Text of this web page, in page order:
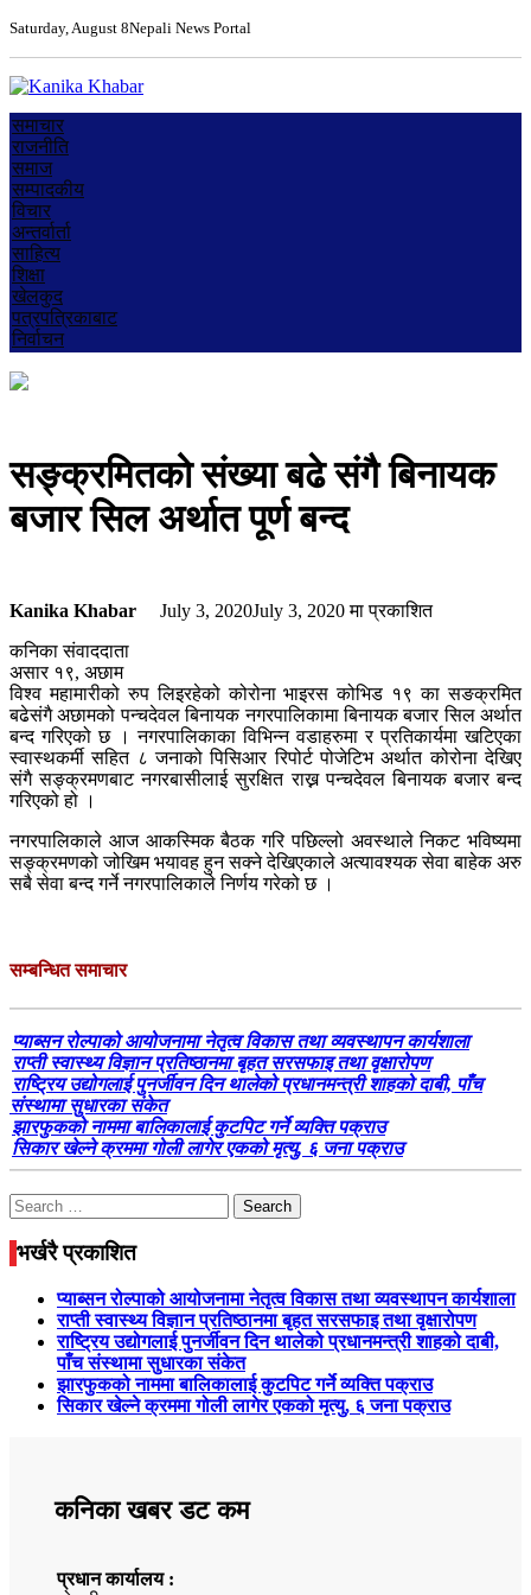
Saturday, August 8Nepali News Portal
समाचार
राजनीति
समाज
सम्पादकीय
विचार
अन्तर्वार्ता
साहित्य
शिक्षा
खेलकुद
पत्रपत्रिकाबाट
निर्वाचन
सङ्क्रमितको संख्या बढे संगै बिनायक
बजार सिल अर्थात पूर्ण बन्द
Kanika Khabar July 3, 2020July 3, 2020मा प्रकाशित
कनिका संवाददाता
असार १९, अछाम
विश्व महामारीको रुप लिइरहेको कोरोना भाइरस कोभिड १९ का सङक्रमित
बढेसंगै अछामको पन्चदेवल बिनायक नगरपालिकामा बिनायक बजार सिल अर्थात
बन्द गरिएको छ । नगरपालिकाका विभिन्न वडाहरुमा र प्रतिकार्यमा खटिएका
स्वास्थकर्मी सहित ८ जनाको पिसिआर रिपोर्ट पोजेटिभ अर्थात कोरोना देखिए
संगै सङ्क्रमणबाट नगरबासीलाई सुरक्षित राख्न पन्चदेवल बिनायक बजार बन्द
गरिएको हो ।
नगरपालिकाले आज आकस्मिक बैठक गरि पछिल्लो अवस्थाले निकट भविष्यमा
सङ्क्रमणको जोखिम भयावह हुन सक्ने देखिएकाले अत्यावश्यक सेवा बाहेक अरु
सबै सेवा बन्द गर्ने नगरपालिकाले निर्णय गरेको छ ।
सम्बन्धित समाचार
प्याब्सन रोल्पाको आयोजनामा नेतृत्व विकास तथा व्यवस्थापन कार्यशाला
राप्ती स्वास्थ्य विज्ञान प्रतिष्ठानमा बृहत सरसफाइ तथा वृक्षारोपण
राष्ट्रिय उद्योगलाई पुनर्जीवन दिन थालेको प्रधानमन्त्री शाहको दाबी, पाँच
संस्थामा सुधारका संकेत
झारफुकको नाममा बालिकालाई कुटपिट गर्ने व्यक्ति पक्राउ
सिकार खेल्ने क्रममा गोली लागेर एकको मृत्यु, ६ जना पक्राउ
Search
for:
भर्खरै प्रकाशित
प्याब्सन रोल्पाको आयोजनामा नेतृत्व विकास तथा व्यवस्थापन कार्यशाला
राप्ती स्वास्थ्य विज्ञान प्रतिष्ठानमा बृहत सरसफाइ तथा वृक्षारोपण
राष्ट्रिय उद्योगलाई पुनर्जीवन दिन थालेको प्रधानमन्त्री शाहको दाबी,
पाँच संस्थामा सुधारका संकेत
झारफुकको नाममा बालिकालाई कुटपिट गर्ने व्यक्ति पक्राउ
सिकार खेल्ने क्रममा गोली लागेर एकको मृत्यु, ६ जना पक्राउ
कनिका खबर डट कम
प्रधान कार्यालय :